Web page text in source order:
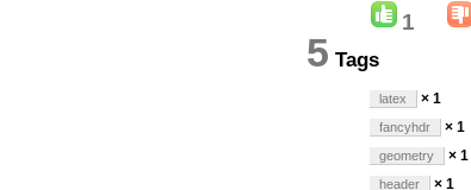
1
5 Tags
latex × 1
fancyhdr × 1
geometry × 1
header × 1